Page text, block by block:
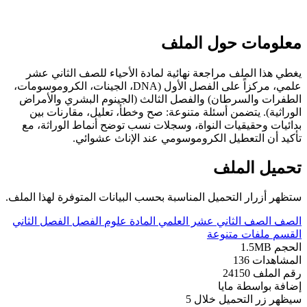
معلومات حول الملف
يغطي هذا الملف مراجعة نهائية لمادة الأحياء للصف الثاني عشر
علمي، مركزاً على الفصل الأول (DNA، الجينات، الكروموسومات،
الطفرات والسرطان) والفصل الثالث (الجينوم البشري والأمراض
الوراثية). يتضمن أسئلة متنوعة: صح وخطأ، تعليل، مقارنات بين
بدائيات وحقيقيات النواة، وسجلات نسب توضح أنماط الوراثة، مع
تأكيد أن التعطيل الكروموسومي عند الإناث عشوائي.
تحميل الملف
ستظهر أزرار التحميل المناسبة بحسب البيانات المتوفرة لهذا الملف.
الصف الصف الثاني عشر العلمي المادة علوم الفصل
الفصل الثاني
القسم ملفات متنوعة
الحجم 1.5MB
المشاهدات 136
رقم الملف 24150
إضافة بواسطة مايا
سيظهر زر التحميل خلال 5